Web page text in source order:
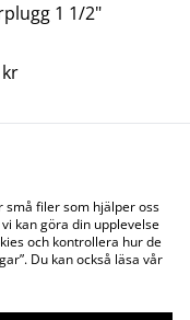
1 1/2"
information
små filer som hjälper oss
kan göra din upplevelse
och kontrollera hur de
Du kan också läsa vår